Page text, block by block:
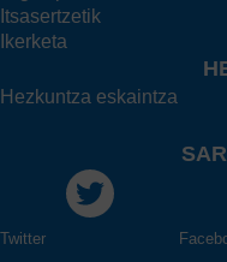
Itsasertzetik
Ikerketa
Hezkuntza eskaintza
Twitter